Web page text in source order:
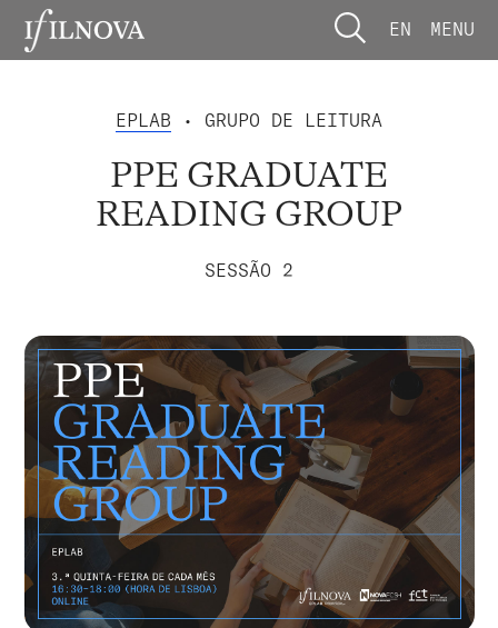
EN MENU
EPLAB • GRUPO DE LEITURA
PPE GRADUATE
READING GROUP
SESSÃO 2